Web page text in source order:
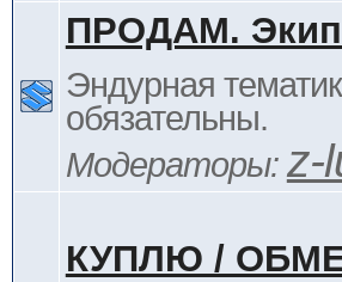
ПРОДАМ.
Эндурная
обязательны.
Модераторы: z-
КУПЛЮ /